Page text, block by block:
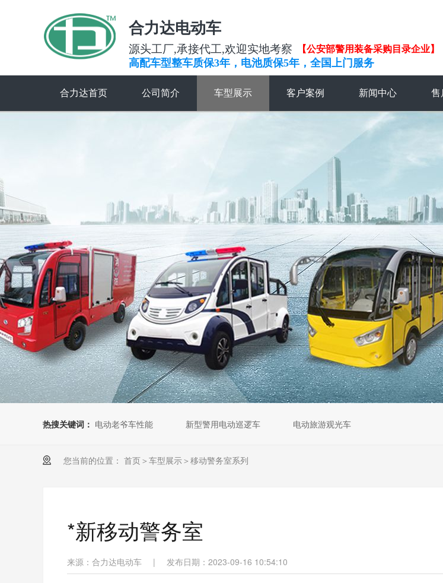
合力达电动车
源头工厂,承接代工,欢迎实地考察 【公安部警用装备采购目录企业】
高配车型整车质保3年，电池质保5年，全国上门服务
合力达首页 公司简介 车型展示 客户案例 新闻中心 售
热搜关键词： 电动老爷车性能 新型警用电动巡逻车 电动旅游观光车
您当前的位置： 首页＞ 车型展示＞ 移动警务室系列
*新移动警务室
来源：合力达电动车 | 发布日期：2023-09-16 10:54:10